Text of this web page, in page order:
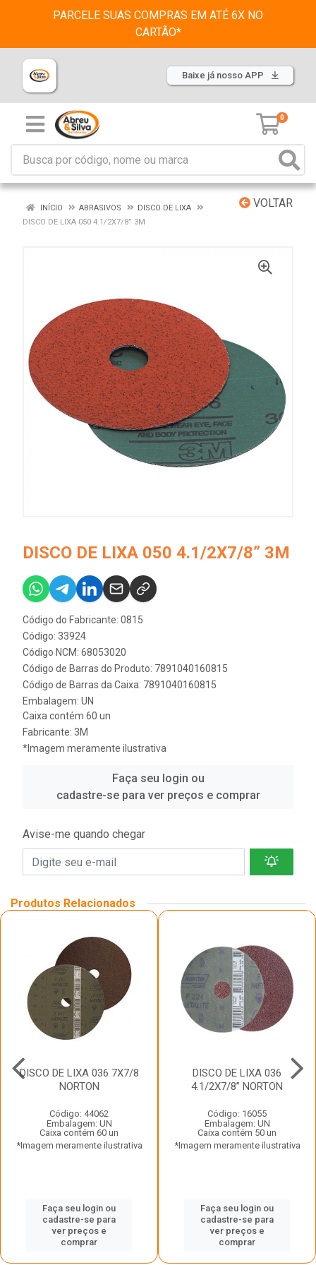
PARCELE SUAS COMPRAS EM ATÉ 6X NO
CARTÃO*
Baixe já nosso APP
0
VOLTAR
INÍCIO ABRASIVOS
DISCO DE LIXA
DISCO DE LIXA 050 4.1/2X7/8” 3M
DISCO DE LIXA 050 4.1/2X7/8” 3M
Código do Fabricante: 0815
Código: 33924
Código NCM: 68053020
Código de Barras do Produto: 7891040160815
Código de Barras da Caixa: 7891040160815
Embalagem: UN
Caixa contém 60 un
Fabricante: 3M
*Imagem meramente ilustrativa
Faça seu login ou
cadastre-se para ver preços e comprar
Avise-me quando chegar
Produtos Relacionados
DISCO DE LIXA 036 7X7/8
NORTON
Código: 44062
Embalagem: UN
Caixa contém 60 un
*Imagem meramente ilustrativa
Faça seu login ou
cadastre-se para
ver preços e
comprar
DISCO DE LIXA 036
4.1/2X7/8” NORTON
Código: 16055
Embalagem: UN
Caixa contém 50 un
*Imagem meramente ilustrativa
Faça seu login ou
cadastre-se para
ver preços e
comprar